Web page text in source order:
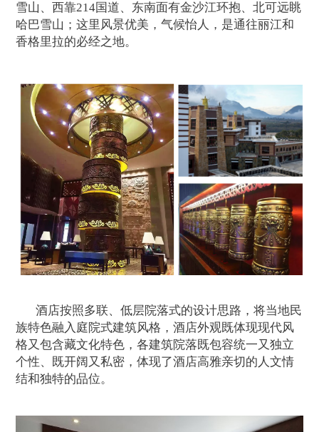
雪山、西靠214国道、东南面有金沙江环抱、北可远眺
哈巴雪山；这里风景优美，气候怡人，是通往丽江和
香格里拉的必经之地。
酒店按照多联、低层院落式的设计思路，将当地民
族特色融入庭院式建筑风格，酒店外观既体现现代风
格又包含藏文化特色，各建筑院落既包容统一又独立
个性、既开阔又私密，体现了酒店高雅亲切的人文情
结和独特的品位。